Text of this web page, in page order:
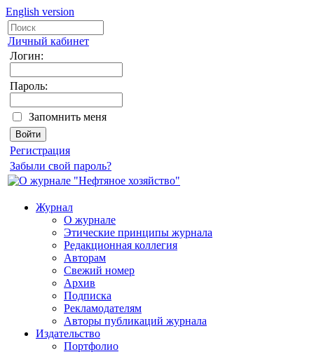
English version
Личный кабинет
Логин:
Пароль:
Запомнить меня
Регистрация
Забыли свой пароль?
Журнал
О журнале
Этические принципы журнала
Редакционная коллегия
Авторам
Свежий номер
Архив
Подписка
Рекламодателям
Авторы публикаций журнала
Издательство
Портфолио